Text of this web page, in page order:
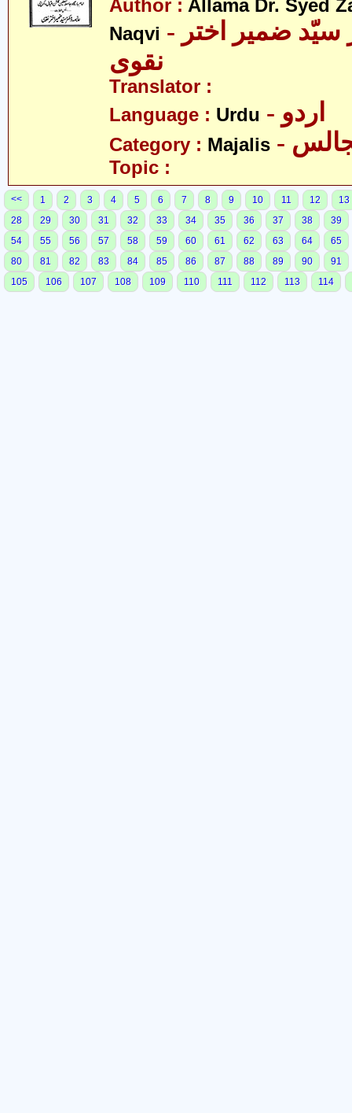
Author : Allama Dr. Syed
Naqvi - علامہ ڈاکٹر سیّد ضمیر اختر
نقوی
Translator :
Language : Urdu - اردو
Category : Majalis
Topic :
<< 1 2 3 4 5 6 7 8 9 10 11 12
13
28
29 30 31 32 33 34 35 36 37 38
39
54
55 56 57 58 59 60 61 62 63 64
65
80
81 82 83 84 85 86 87 88 89 90
91
105
106 107 108 109 110 111 112 113 114